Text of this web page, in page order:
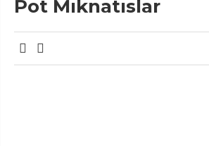
Pot Mıknatıslar